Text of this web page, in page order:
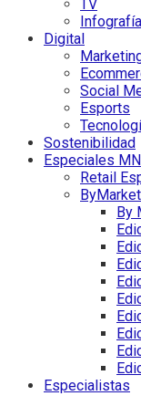
TV
Digital
Social
Esports
Sostenibilidad
Especiales MN
Retail
By
Especialistas